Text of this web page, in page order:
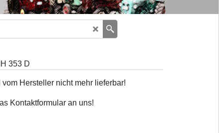
353 D
Hersteller nicht mehr lieferbar!
Kontaktformular an uns!